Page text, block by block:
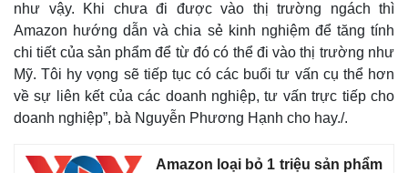
như vậy. Khi chưa đi được vào thị trường ngách thì
Amazon hướng dẫn và chia sẻ kinh nghiệm để tăng tính
chi tiết của sản phẩm để từ đó có thể đi vào thị trường như
Mỹ. Tôi hy vọng sẽ tiếp tục có các buổi tư vấn cụ thể hơn
về sự liên kết của các doanh nghiệp, tư vấn trực tiếp cho
doanh nghiệp”, bà Nguyễn Phương Hạnh cho hay./.
Amazon loại bỏ 1 triệu sản phẩm